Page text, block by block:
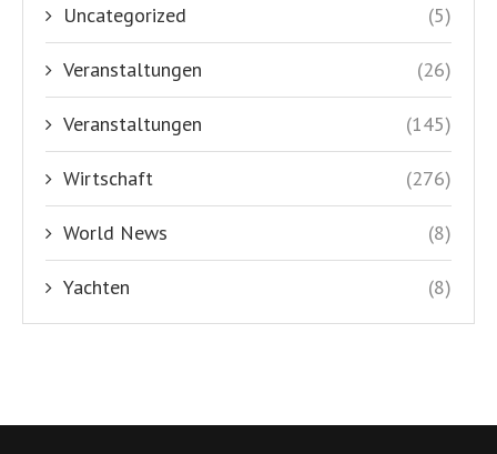
Uncategorized (5)
Veranstaltungen (26)
Veranstaltungen (145)
Wirtschaft (276)
World News (8)
Yachten (8)